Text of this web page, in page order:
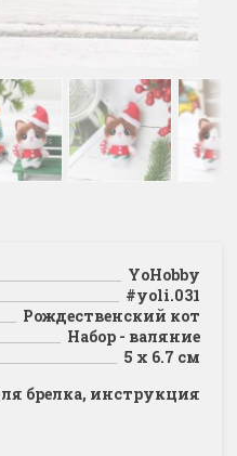
YoHobby
#yoli.031
Рождественский кот
Набор - валяние
5 х 6.7 см
брелка, инструкция